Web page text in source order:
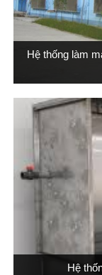
Hệ thống làm
Hệ